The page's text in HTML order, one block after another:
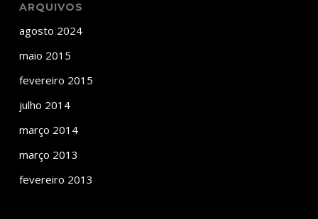
ARQUIVOS
agosto 2024
maio 2015
fevereiro 2015
julho 2014
março 2014
março 2013
fevereiro 2013